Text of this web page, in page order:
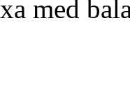
med